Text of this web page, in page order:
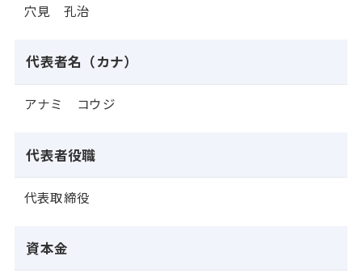
穴見 孔治
代表者名（カナ）
アナミ コウジ
代表者役職
代表取締役
資本金